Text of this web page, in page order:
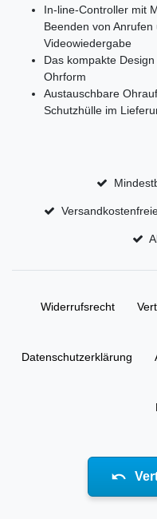
In-line-Controller mit
Beenden von
Videowiedergabe
Das kompakte
Ohrform
Austauschbare
Schutzhülle im
Widerrufs­recht
Daten­schutz­erklärung